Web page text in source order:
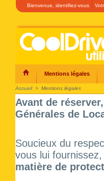
Bienvenue, identifiez-vous
Mentions légales
Accueil > Mentions légales
Avant de
Générales de
Soucieux du
vous lui fournissez,
matière de